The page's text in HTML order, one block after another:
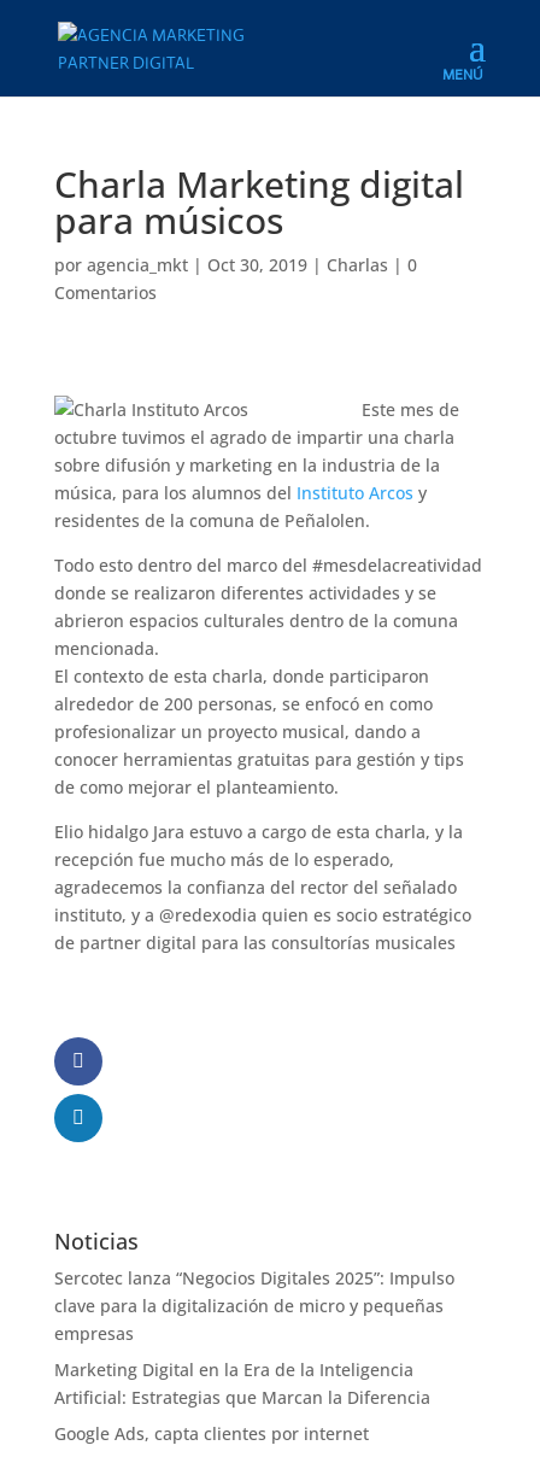
Charla Marketing digital
para músicos
por agencia_mkt| Oct 30, 2019| Charlas | 0
Comentarios
Este mes de
octubre tuvimos el agrado de impartir una charla
sobre difusión y marketing en la industria de la
música, para los alumnos del Instituto Arcos y
residentes de la comuna de Peñalolen.
Todo esto dentro del marco del #mesdelacreatividad
donde se realizaron diferentes actividades y se
abrieron espacios culturales dentro de la comuna
mencionada.
El contexto de esta charla, donde participaron
alrededor de 200 personas, se enfocó en como
profesionalizar un proyecto musical, dando a
conocer herramientas gratuitas para gestión y tips
de como mejorar el planteamiento.
Elio hidalgo Jara estuvo a cargo de esta charla, y la
recepción fue mucho más de lo esperado,
agradecemos la confianza del rector del señalado
instituto, y a @redexodia quien es socio estratégico
de partner digital para las consultorías musicales
Noticias
Sercotec lanza “Negocios Digitales 2025”: Impulso
clave para la digitalización de micro y pequeñas
empresas
Marketing Digital en la Era de la Inteligencia
Artificial: Estrategias que Marcan la Diferencia
Google Ads, capta clientes por internet